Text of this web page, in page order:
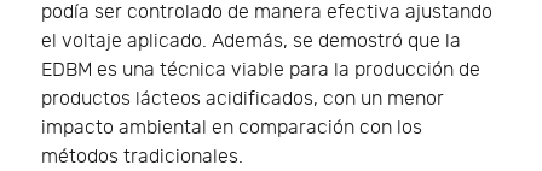
podía ser controlado de manera efectiva ajustando
el voltaje aplicado. Además, se demostró que la
EDBM es una técnica viable para la producción de
productos lácteos acidificados, con un menor
impacto ambiental en comparación con los
métodos tradicionales.